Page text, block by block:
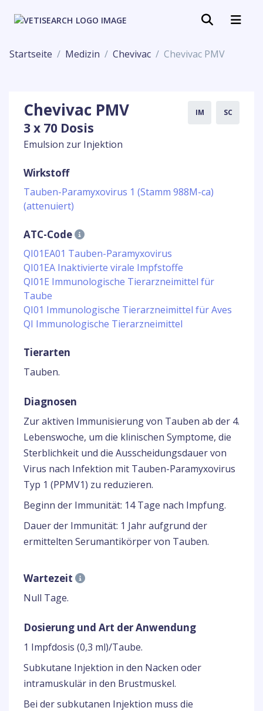
Startseite Medizin Chevivac Chevivac PMV
Chevivac PMV
3 x 70 Dosis
Emulsion zur Injektion
IM SC
Wirkstoff
Tauben-Paramyxovirus 1 (Stamm 988M-ca)
(attenuiert)
ATC-Code
QI01EA01 Tauben-Paramyxovirus
QI01EA Inaktivierte virale Impfstoffe
QI01E Immunologische Tierarzneimittel für
Taube
QI01 Immunologische Tierarzneimittel für Aves
QI Immunologische Tierarzneimittel
Tierarten
Tauben.
Diagnosen
Zur aktiven Immunisierung von Tauben ab der 4.
Lebenswoche, um die klinischen Symptome, die
Sterblichkeit und die Ausscheidungsdauer von
Virus nach Infektion mit Tauben-Paramyxovirus
Typ 1 (PPMV1) zu reduzieren.
Beginn der Immunität: 14 Tage nach Impfung.
Dauer der Immunität: 1 Jahr aufgrund der
ermittelten Serumantikörper von Tauben.
Wartezeit
Null Tage.
Dosierung und Art der Anwendung
1 Impfdosis (0,3 ml)/Taube.
Subkutane Injektion in den Nacken oder
intramuskulär in den Brustmuskel.
Bei der subkutanen Injektion muss die